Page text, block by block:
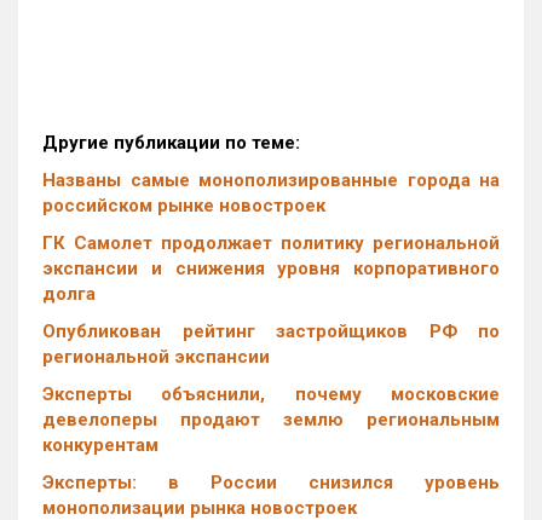
Другие публикации по теме:
Названы самые монополизированные города на
российском рынке новостроек
ГК Самолет продолжает политику региональной
экспансии и снижения уровня корпоративного
долга
Опубликован рейтинг застройщиков РФ по
региональной экспансии
Эксперты объяснили, почему московские
девелоперы продают землю региональным
конкурентам
Эксперты: в России снизился уровень
монополизации рынка новостроек